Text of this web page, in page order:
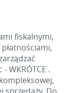
fiskalnymi,
WKRÓTCE .